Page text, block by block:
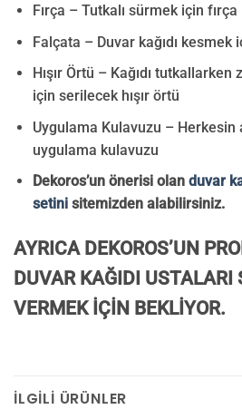
Fırça – Tutkalı sürmek için fırça
Falçata – Duvar kağıdı kesmek
Hışır Örtü – Kağıdı
için serilecek hışır örtü
Uygulama Kulavuzu – Herkesin
uygulama kulavuzu
Dekoros’un önerisi olan duvar
setinisitemizden alabilirsiniz.
AYRICA DEKOROS’UN
DUVAR KAĞIDI
VERMEK İÇİN BEKLİYOR.
İLGILI ÜRÜNLER